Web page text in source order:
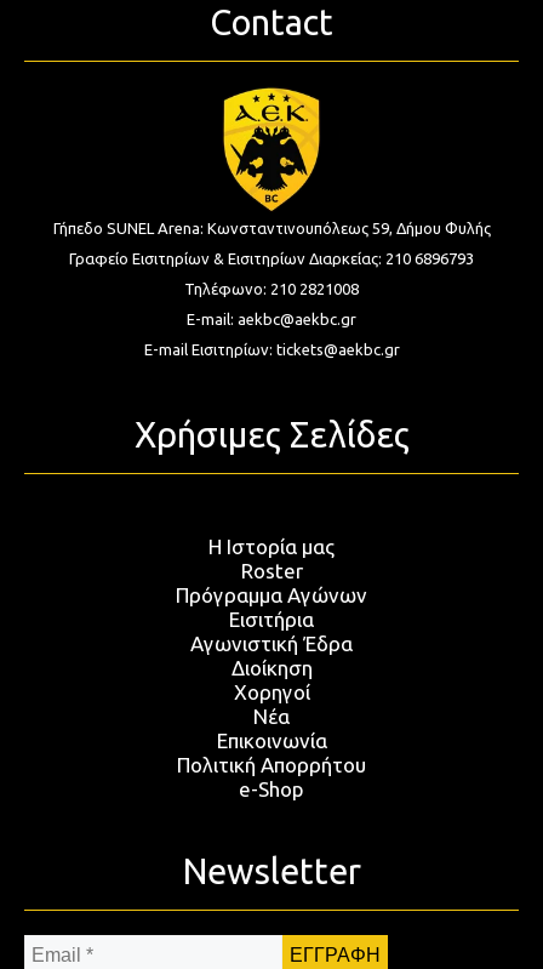
Contact
Γήπεδο SUNEL Arena: Κωνσταντινουπόλεως 59, Δήμου Φυλής
Γραφείο Εισιτηρίων & Εισιτηρίων Διαρκείας: 210 6896793
Τηλέφωνο: 210 2821008
E-mail: aekbc@aekbc.gr
E-mail Εισιτηρίων: tickets@aekbc.gr
Χρήσιμες Σελίδες
Η Ιστορία μας
Roster
Πρόγραμμα Αγώνων
Εισιτήρια
Αγωνιστική Έδρα
Διοίκηση
Χορηγοί
Νέα
Επικοινωνία
Πολιτική Απορρήτου
e-Shop
Newsletter
Email